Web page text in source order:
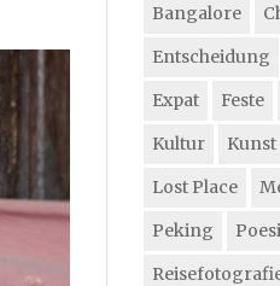
Bangalore
Entscheidung
Expat
Feste
Kultur
Kunst
Lost Place
Peking